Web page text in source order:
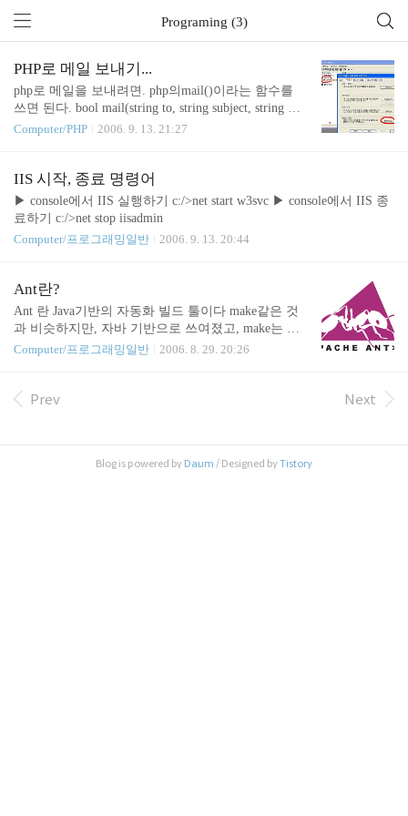
Programing (3)
PHP로 메일 보내기...
php로 메일을 보내려면. php의mail()이라는 함수를
쓰면 된다. bool mail(string to, string subject, string mes
sage, string [addtional_headers [, string additional_para
x) $to :example@thinkfree.com $subject : test mail subje
ct $content : content mail(to, subject, content); 위와 같
이 하면된다. IIS를 이용하여 windows환경에서 메일
을 보낼려고 할 때, SMTP서비스를 이용해야 하는
데,. 아마 기본..
Computer/PHP 2006. 9. 13. 21:27
IIS 시작, 종료 명령어
▶ console에서 IIS 실행하기 c:/>net start w3svc ▶ console에서 IIS 종
료하기 c:/>net stop iisadmin
Computer/프로그래밍일반
2006. 9. 13. 20:44
Ant란?
Ant 란 Java기반의 자동화 빌드 툴이다 make같은 것
과 비슷하지만, 자바 기반으로 쓰여졌고, make는 내
부적으로 shell기반 명령어를 쓰는 반면 ant는 xml 파
문에)... 근데 왜 Ant라고 지었지? 어쨋든. 이 Ant라는
element를 자식으로 가진다. 또한 target은 task를 자식
Computer/프로그래밍일반 2006. 8. 29. 20:26
Prev Next
Blog is powered by Daum / Designed byTistory